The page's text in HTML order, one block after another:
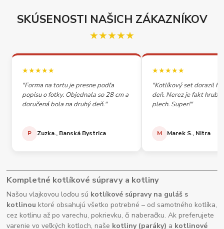
SKÚSENOSTI NAŠICH ZÁKAZNÍKOV
★★★★★
★★★★★
"Forma na tortu je presne podľa
popisu o fotky. Objednala so 28 cm a
doručená bola na druhý deň."
P Zuzka., Banská Bystrica
★★★★★
"Kotlíkový set dorazil
deň. Nerez je fakt
plech. Super!"
M Marek S., Nitra
Kompletné kotlíkové súpravy a kotliny
Našou vlajkovou loďou sú kotlíkové súpravy na guláš s
kotlinou ktoré obsahujú všetko potrebné – od samotného kotlíka,
cez kotlinu až po varechu, pokrievku, či naberačku. Ak preferujete
varenie vo veľkých kotloch, naše kotliny (paráky) a kotlinové